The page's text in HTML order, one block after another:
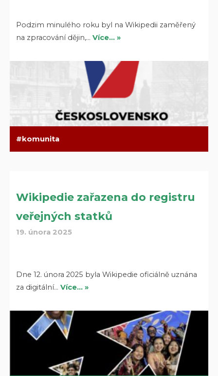
Podzim minulého roku byl na Wikipedii zaměřený
na zpracování dějin,…Více… »
komunita
Wikipedie zařazena do registru
veřejných statků
19. února 2025
Dne 12. února 2025 byla Wikipedie oficiálně uznána
za digitální…Více… »